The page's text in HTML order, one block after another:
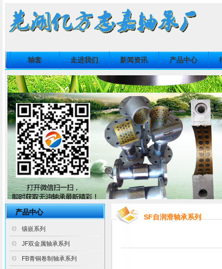
轴套 走进我们 新闻资讯 产品中心
产品中心
镶嵌系列
JF双金属轴承系列
FB青铜卷制轴承系列
SF自润滑轴承系列